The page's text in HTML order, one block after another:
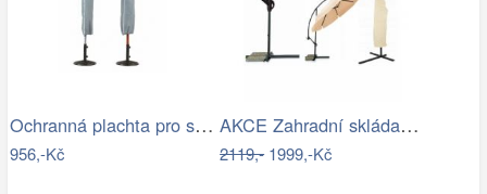
Ochranná plachta pro slunečníky - GD
956,-Kč
AKCE Zahradní skládací slunečník LEVI…
2119,-1999,-Kč